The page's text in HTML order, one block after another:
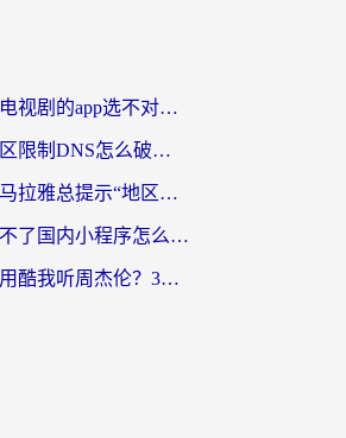
海外看国内电视剧的app选不对？这份回国加速器避坑指南帮你流畅追剧
喜马拉雅地区限制DNS怎么破？海外党听国内音乐听书的终极解决方案
在海外听喜马拉雅总提示“地区限制”？3步轻松解除+听国内音乐全攻略
在国外登录不了国内小程序怎么办？选对回国加速器，轻松解锁国内资源
在美国怎么用酷我听周杰伦？3步搞定海外听歌难题